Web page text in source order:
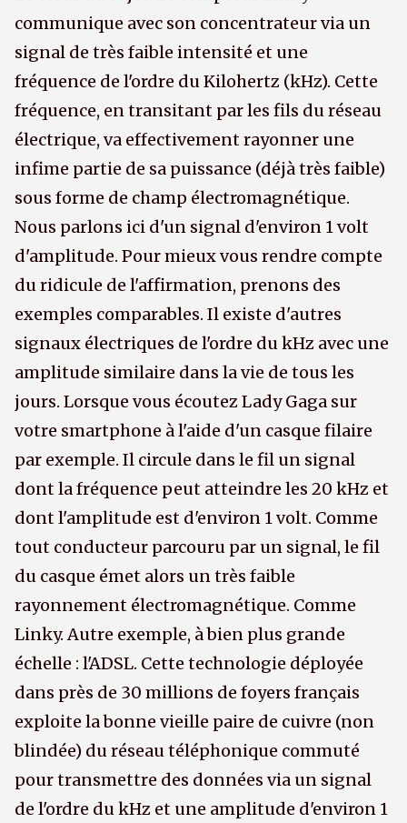
communique avec son concentrateur via un
signal de très faible intensité et une
fréquence de l'ordre du Kilohertz (kHz). Cette
fréquence, en transitant par les fils du réseau
électrique, va effectivement rayonner une
infime partie de sa puissance (déjà très faible)
sous forme de champ électromagnétique.
Nous parlons ici d'un signal d'environ 1 volt
d'amplitude. Pour mieux vous rendre compte
du ridicule de l'affirmation, prenons des
exemples comparables. Il existe d'autres
signaux électriques de l'ordre du kHz avec une
amplitude similaire dans la vie de tous les
jours. Lorsque vous écoutez Lady Gaga sur
votre smartphone à l'aide d'un casque filaire
par exemple. Il circule dans le fil un signal
dont la fréquence peut atteindre les 20 kHz et
dont l'amplitude est d'environ 1 volt. Comme
tout conducteur parcouru par un signal, le fil
du casque émet alors un très faible
rayonnement électromagnétique. Comme
Linky. Autre exemple, à bien plus grande
échelle : l'ADSL. Cette technologie déployée
dans près de 30 millions de foyers français
exploite la bonne vieille paire de cuivre (non
blindée) du réseau téléphonique commuté
pour transmettre des données via un signal
de l'ordre du kHz et une amplitude d'environ 1